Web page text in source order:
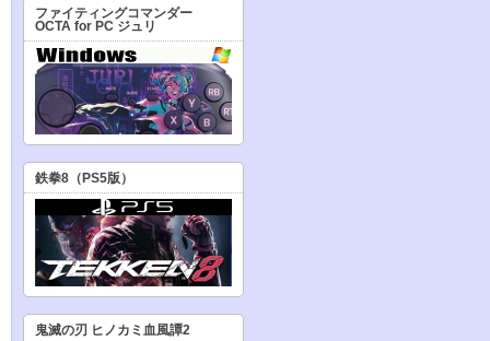
ファイティングコマンダー
OCTA for PC ジュリ
鉄拳8（PS5版）
鬼滅の刃 ヒノカミ血風譚2